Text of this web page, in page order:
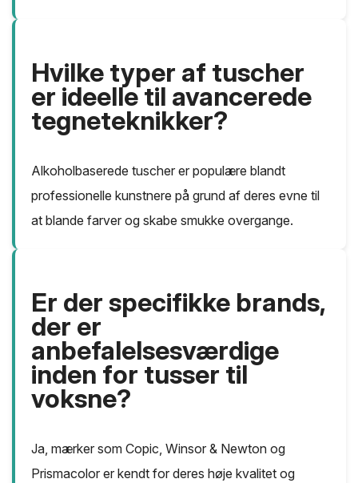
Hvilke typer af tuscher
er ideelle til avancerede
tegneteknikker?
Alkoholbaserede tuscher er populære blandt
professionelle kunstnere på grund af deres evne til
at blande farver og skabe smukke overgange.
Er der specifikke brands,
der er
anbefalelsesværdige
inden for tusser til
voksne?
Ja, mærker som Copic, Winsor & Newton og
Prismacolor er kendt for deres høje kvalitet og